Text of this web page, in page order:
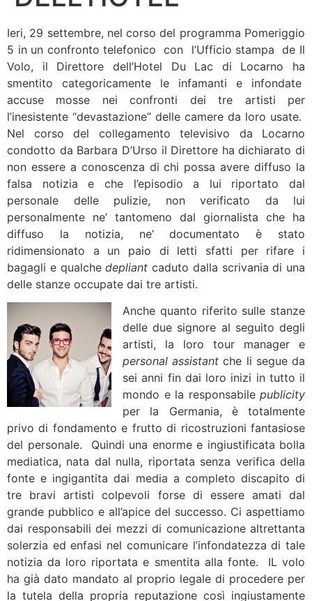
Ieri, 29 settembre, nel corso del programma Pomeriggio
5 in un confronto telefonico con l’Ufficio stampa de Il
Volo, il Direttore dell’Hotel Du Lac di Locarno ha
smentito categoricamente le infamanti e infondate
accuse mosse nei confronti dei tre artisti per
l’inesistente “devastazione” delle camere da loro usate.
Nel corso del collegamento televisivo da Locarno
condotto da Barbara D’Urso il Direttore ha dichiarato di
non essere a conoscenza di chi possa avere diffuso la
falsa notizia e che l’episodio a lui riportato dal
personale delle pulizie, non verificato da lui
personalmente ne’ tantomeno dal giornalista che ha
diffuso la notizia, ne’ documentato è stato
ridimensionato a un paio di letti sfatti per rifare i
bagagli e qualchedepliant caduto dalla scrivania di una
delle stanze occupate dai tre artisti.
Anche quanto riferito sulle stanze
delle due signore al seguito degli
artisti, la loro tour manager e
personal assistant che li segue da
sei anni fin dai loro inizi in tutto il
mondo e la responsabile publicity
per la Germania, è totalmente
privo di fondamento e frutto di ricostruzioni fantasiose
del personale. Quindi una enorme e ingiustificata bolla
mediatica, nata dal nulla, riportata senza verifica della
fonte e ingigantita dai media a completo discapito di
tre bravi artisti colpevoli forse di essere amati dal
grande pubblico e all’apice del successo. Ci aspettiamo
dai responsabili dei mezzi di comunicazione altrettanta
solerzia ed enfasi nel comunicare l’infondatezza di tale
notizia da loro riportata e smentita alla fonte. IL volo
ha già dato mandato al proprio legale di procedere per
la tutela della propria reputazione così ingiustamente